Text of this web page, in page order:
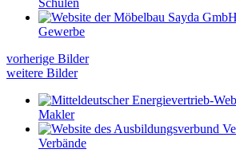
Gewerbe
vorherige Bilder
weitere Bilder
Makler
Verbände